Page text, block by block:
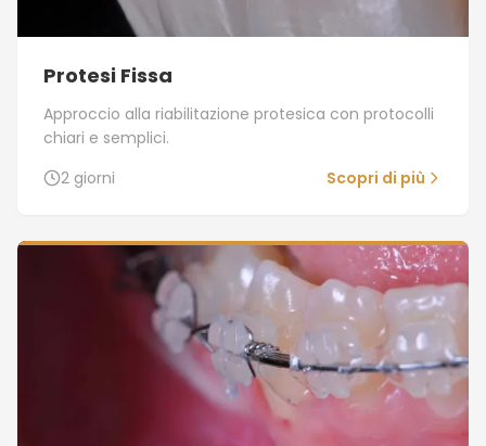
Protesi Fissa
Approccio alla riabilitazione protesica con protocolli
chiari e semplici.
2 giorni
Scopri di più